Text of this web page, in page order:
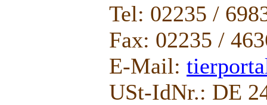
Tel: 02235 /
Fax: 02235 /
E-Mail:
USt-IdNr.: DE